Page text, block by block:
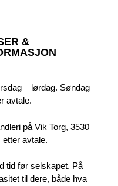
&
– lørdag. Søndag
avtale.
på Vik Torg, 3530
avtale.
tid før selskapet. På
til dere, både hva